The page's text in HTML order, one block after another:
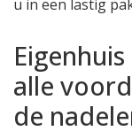
u in een lastig
alle
de